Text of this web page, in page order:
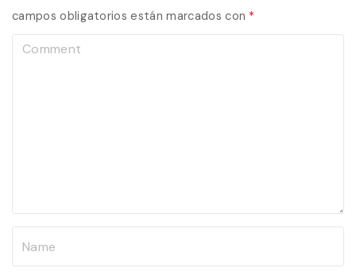
campos obligatorios están marcados con *